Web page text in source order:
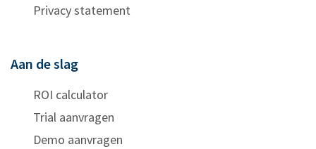
Privacy statement
Aan de slag
ROI calculator
Trial aanvragen
Demo aanvragen